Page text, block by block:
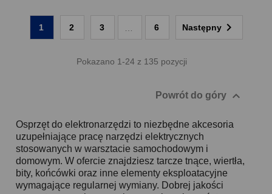
Pokazano 1-24 z 135 pozycji
1 2 3 6 Następny
Powrót do góry 
Osprzęt do elektronarzędzi to niezbędne akcesoria
uzupełniające pracę narzędzi elektrycznych
stosowanych w warsztacie samochodowym i
domowym. W ofercie znajdziesz tarcze tnące, wiertła,
bity, końcówki oraz inne elementy eksploatacyjne
wymagające regularnej wymiany. Dobrej jakości